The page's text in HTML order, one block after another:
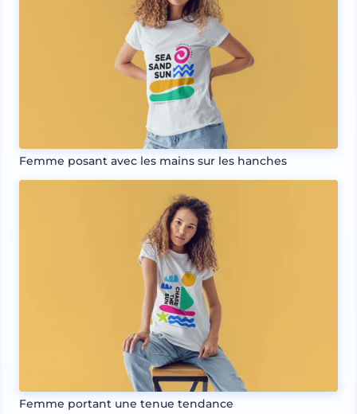
Femme posant avec les mains sur les hanches
Femme portant une tenue tendance